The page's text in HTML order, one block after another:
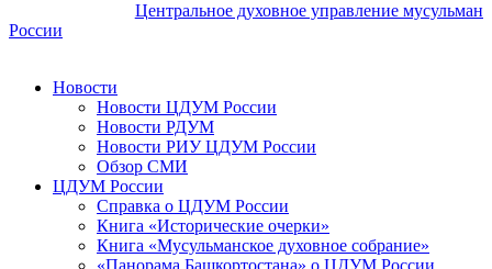
Центральное духовное управление мусульман
России
Новости
Новости ЦДУМ России
Новости РДУМ
Новости РИУ ЦДУМ России
Обзор СМИ
ЦДУМ России
Справка о ЦДУМ России
Книга «Исторические очерки»
Книга «Мусульманское духовное собрание»
«Панорама Башкортостана» о ЦДУМ России